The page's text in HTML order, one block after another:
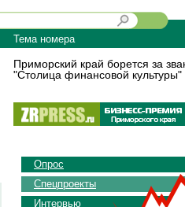
Тема номера
Приморский край борется за
"Столица финансовой культуры"
Опрос
Спецпроекты
Интервью